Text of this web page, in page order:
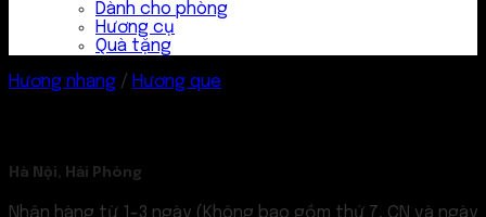
Dành cho phòng
Hương cụ
Quà tặng
Hương nhang / Hương que
Hà Nội, Hải Phòng
Nhận hàng từ 1-3 ngày (Không bao gồm thứ 7, CN và ngày